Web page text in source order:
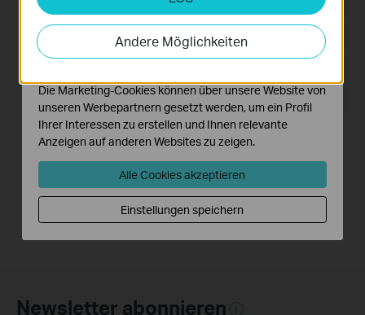
Datum der Veröffentlichung:2024-08-08
Sprache: Mehrsprachig
Betriebssystem: Windows 7/10/11/Server 2008 64bits
Neue Funktionen und Verbesserungen:
dem VIGI VMS PC Client hinzugefügt.
2. Unterstützung für unbegrenzte Geräteanzahl
hinzugefügt.
Newsletter abonnieren
Andere Möglichkeiten
Analyse-Cookies ermöglichen es uns, Ihre Aktivitäten
auf unserer Website zu analysieren, um die
Funktionsweise unserer Website zu verbessern und
Die Marketing-Cookies können über unsere Website von
unseren Werbepartnern gesetzt werden, um ein Profil
Ihrer Interessen zu erstellen und Ihnen relevante
Anzeigen auf anderen Websites zu zeigen.
Alle Cookies akzeptieren
Einstellungen speichern